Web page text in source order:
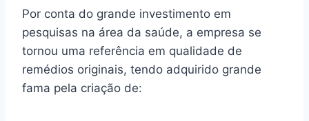
Por conta do grande investimento em
pesquisas na área da saúde, a empresa se
tornou uma referência em qualidade de
remédios originais, tendo adquirido grande
fama pela criação de: